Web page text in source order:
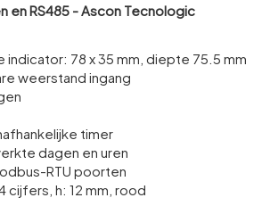
en RS485 - Ascon Tecnologic
indicator: 78 x 35 mm, diepte 75.5 mm
weerstand ingang
timer
dagen en uren
RTU poorten
cijfers, h: 12 mm, rood